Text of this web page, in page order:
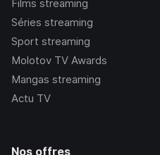
Films streaming
Séries streaming
Sport streaming
Molotov TV Awards
Mangas streaming
Actu TV
Nos offres